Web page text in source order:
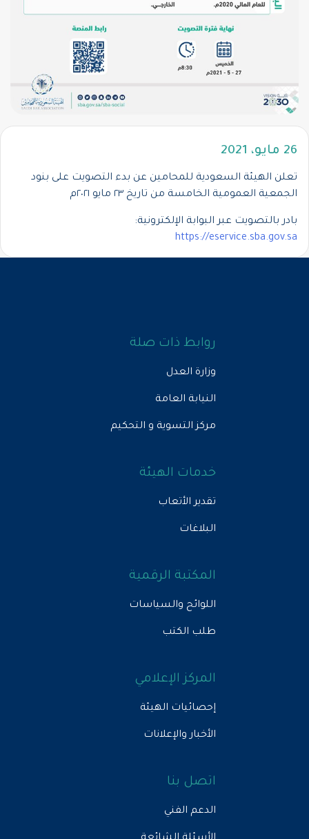
26 مايو، 2021
تعلن الهيئة السعودية للمحامين عن بدء التصويت على بنود
الجمعية العمومية الخامسة من تاريخ ٢٣ مايو ٢٠٢١م
بادر بالتصويت عبر البوابة الإلكترونية:
https://eservice.sba.gov.sa
روابط ذات صلة
وزارة العدل
النيابة العامة
مركز التسوية و التحكيم
خدمات الهيئة
تقدير الأتعاب
البلاغات
المكتبة الرقمية
اللوائح والسياسات
طلب الكتب
المركز الإعلامي
إحصائيات الهيئة
الأخبار والإعلانات
اتصل بنا
الدعم الفني